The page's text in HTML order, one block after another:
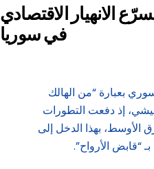
الانهيار الاقتصادي
في سوريا
بعبارة “من الهالك
إذ دفعت التطورات
الأوسط، بهذا الدخل إلى
“قابض الأرواح”.